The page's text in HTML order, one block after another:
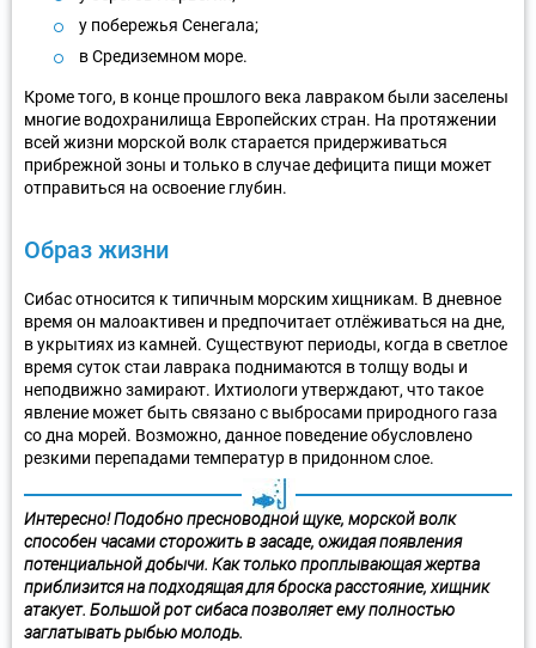
у побережья Сенегала;
в Средиземном море.
Кроме того, в конце прошлого века лавраком были заселены
многие водохранилища Европейских стран. На протяжении
всей жизни морской волк старается придерживаться
прибрежной зоны и только в случае дефицита пищи может
отправиться на освоение глубин.
Образ жизни
Сибас относится к типичным морским хищникам. В дневное
время он малоактивен и предпочитает отлёживаться на дне,
в укрытиях из камней. Существуют периоды, когда в светлое
время суток стаи лаврака поднимаются в толщу воды и
неподвижно замирают. Ихтиологи утверждают, что такое
явление может быть связано с выбросами природного газа
со дна морей. Возможно, данное поведение обусловлено
резкими перепадами температур в придонном слое.
Интересно! Подобно пресноводной щуке, морской волк
способен часами сторожить в засаде, ожидая появления
потенциальной добычи. Как только проплывающая жертва
приблизится на подходящая для броска расстояние, хищник
атакует. Большой рот сибаса позволяет ему полностью
заглатывать рыбью молодь.